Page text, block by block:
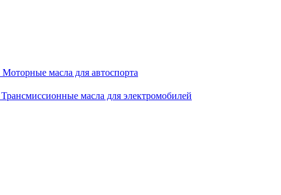
Моторные масла для автоспорта
Трансмиссионные масла для электромобилей